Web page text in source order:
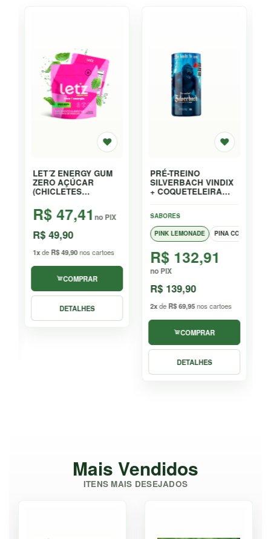
PRÉ WORKOUT
HÓRUS MAX
TITANIUM - 300G
SABORES
LIMÃO YUZU
R$ 151,91
R$ 159,90
R$ 79,95nos cartoes
LET´Z ENERGY GUM
ZERO AÇÚCAR
(CHICLETES
UNDS
R$ 47,41
R$ 49,90
1xdeR$ 49,90nos cartoes
DETALHES
Mais Vendidos
ITENS MAIS DESEJADOS